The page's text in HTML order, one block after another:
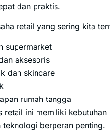
dan praktis.
retail yang sering kita
supermarket
aksesoris
dan skincare
rumah tangga
retail ini memiliki
teknologi berperan penting.